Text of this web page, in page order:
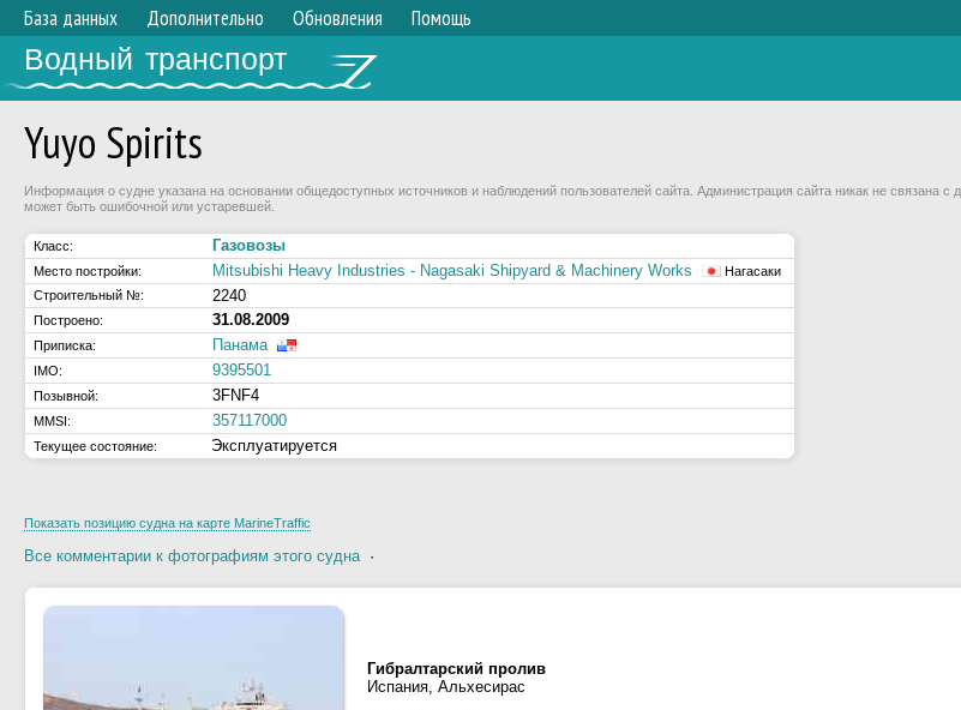
База данных Дополнительно Обновления Помощь
Водный транспорт
Yuyo Spirits
Информация о судне указана на основании общедоступных источников и наблюдений пользователей сайта. Администрация сайта никак не связана
может быть ошибочной или устаревшей.
Класс: Газовозы
Место постройки: Mitsubishi Heavy Industries - Nagasaki Shipyard & Machinery Works
Нагасаки
Строительный №:
2240
Построено: 31.08.2009
Приписка: Панама
IMO: 9395501
Позывной: 3FNF4
MMSI: 357117000
Текущее состояние: Эксплуатируется
Показать позицию судна на карте MarineTraffic
Все комментарии к фотографиям этого судна·
Гибралтарский пролив
Испания, Альхесирас